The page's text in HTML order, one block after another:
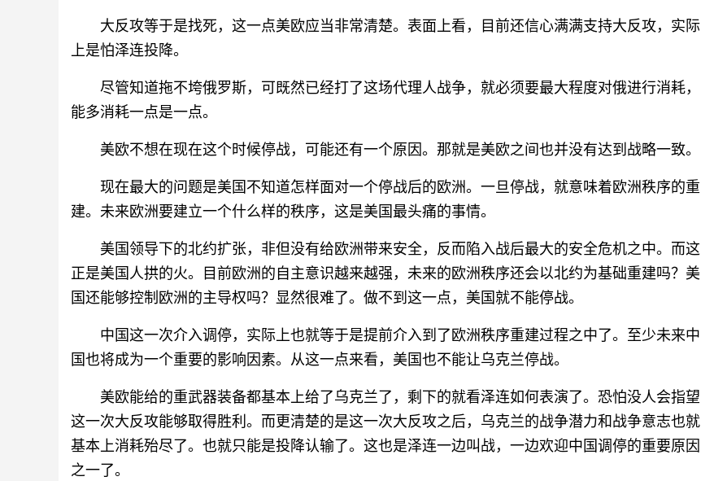
大反攻等于是找死，这一点美欧应当非常清楚。表面上看，目前还信心满满支持大反攻，实际
上是怕泽连投降。
尽管知道拖不垮俄罗斯，可既然已经打了这场代理人战争，就必须要最大程度对俄进行消耗，
能多消耗一点是一点。
美欧不想在现在这个时候停战，可能还有一个原因。那就是美欧之间也并没有达到战略一致。
现在最大的问题是美国不知道怎样面对一个停战后的欧洲。一旦停战，就意味着欧洲秩序的重
建。未来欧洲要建立一个什么样的秩序，这是美国最头痛的事情。
美国领导下的北约扩张，非但没有给欧洲带来安全，反而陷入战后最大的安全危机之中。而这
正是美国人拱的火。目前欧洲的自主意识越来越强，未来的欧洲秩序还会以北约为基础重建吗？美
国还能够控制欧洲的主导权吗？显然很难了。做不到这一点，美国就不能停战。
中国这一次介入调停，实际上也就等于是提前介入到了欧洲秩序重建过程之中了。至少未来中
国也将成为一个重要的影响因素。从这一点来看，美国也不能让乌克兰停战。
美欧能给的重武器装备都基本上给了乌克兰了，剩下的就看泽连如何表演了。恐怕没人会指望
这一次大反攻能够取得胜利。而更清楚的是这一次大反攻之后，乌克兰的战争潜力和战争意志也就
基本上消耗殆尽了。也就只能是投降认输了。这也是泽连一边叫战，一边欢迎中国调停的重要原因
之一了。